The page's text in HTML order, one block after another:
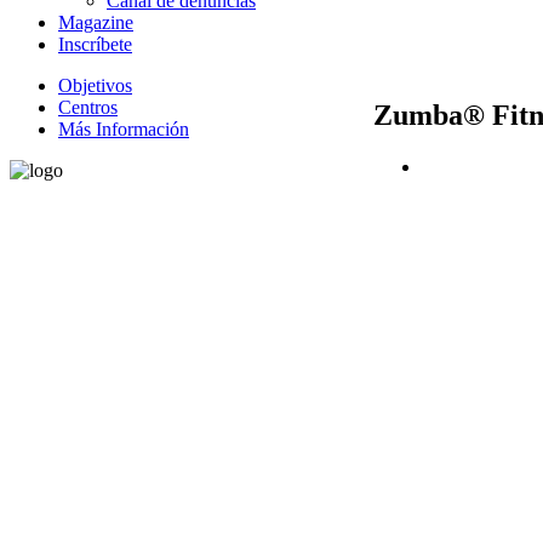
Magazine
Inscríbete
Zumba®
Objetivos
Centros
Más Información